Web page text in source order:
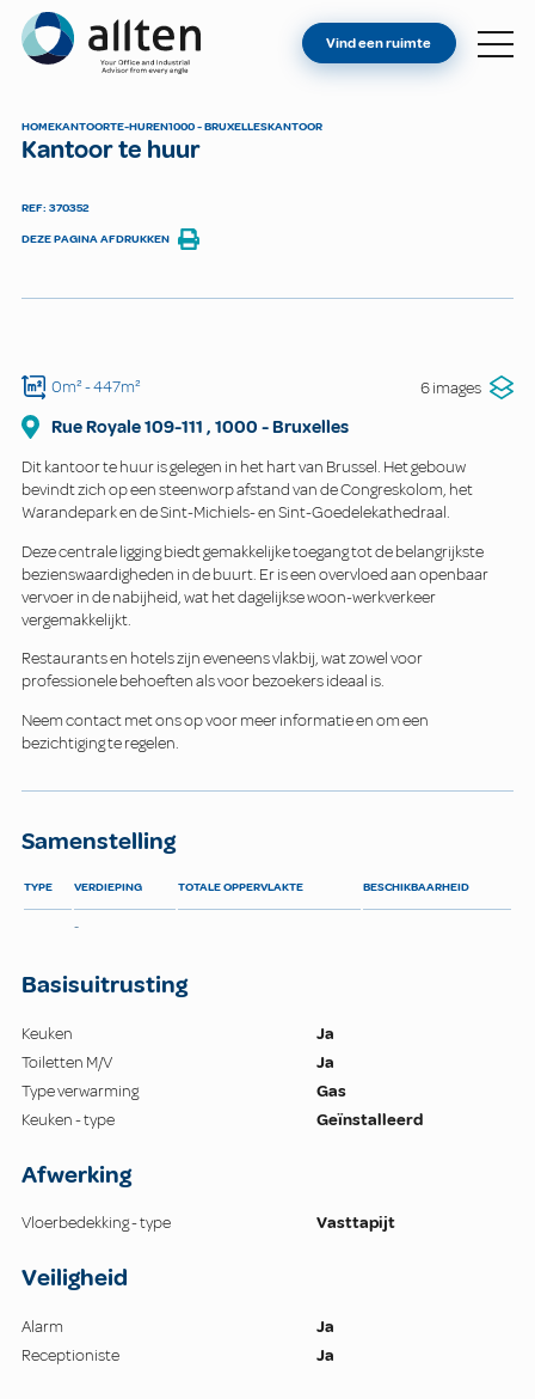
Allten
VIND EEN RUIMTE
Vind een ruimte
HOMEKANTOORTE-HUREN1000 - BRUXELLESKANTOOR
Kantoor te huur
REF: 370352
DEZE PAGINA AFDRUKKEN
0m²- 447m² 6 images
Rue Royale109-111 , 1000 -Bruxelles
Dit kantoor te huur is gelegen in het hart van Brussel. Het gebouw
bevindt zich op een steenworp afstand van de Congreskolom, het
Warandepark en de Sint-Michiels- en Sint-Goedelekathedraal.
Deze centrale ligging biedt gemakkelijke toegang tot de belangrijkste
bezienswaardigheden in de buurt. Er is een overvloed aan openbaar
vervoer in de nabijheid, wat het dagelijkse woon-werkverkeer
vergemakkelijkt.
Restaurants en hotels zijn eveneens vlakbij, wat zowel voor
professionele behoeften als voor bezoekers ideaal is.
Neem contact met ons op voor meer informatie en om een
bezichtiging te regelen.
Samenstelling
TYPE VERDIEPING TOTALE OPPERVLAKTE BESCHIKBAARHEID
-
Basisuitrusting
Keuken
Ja
Toiletten M/V
Ja
Type verwarming
Gas
Keuken - type
Geïnstalleerd
Afwerking
Vloerbedekking - type Vasttapijt
Veiligheid
Alarm
Ja
Receptioniste
Ja